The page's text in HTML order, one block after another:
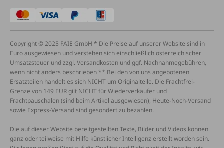
Copyright © 2025 FAIE GmbH * Die Preise auf unserer Website sind in
Euro ausgewiesen und verstehen sich einschließlich österreichischer
Umsatzsteuer und zzgl. Versandkosten und ggf. Nachnahmegebühren,
wenn nicht anders beschrieben ** Bei den von uns angebotenen
Ersatzteilen handelt es sich NICHT um Originalteile. Die Frachtfrei-
Grenze von 149 EUR gilt NICHT für Wiederverkäufer und
Frachtpauschalen (sind beim Artikel ausgewiesen), Heute-Noch-Versand
sowie Express-Versand sind gesondert zu bezahlen.
Die auf dieser Website bereitgestellten Texte, Bilder und Videos können
ganz oder teilweise mit Hilfe künstlicher Intelligenz erstellt worden sein.